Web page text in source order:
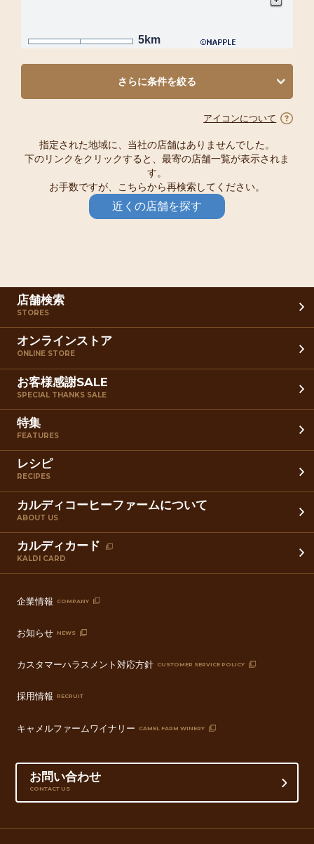
5km
さらに条件を絞る
アイコンについて
指定された地域に、当社の店舗はありませんでした。
下のリンクをクリックすると、最寄の店舗一覧が表示されま
す。
お手数ですが、こちらから再検索してください。
近くの店舗を探す
店舗検索
STORES
オンラインストア
ONLINE STORE
お客様感謝SALE
SPECIAL THANKS SALE
特集
FEATURES
レシピ
RECIPES
カルディコーヒーファームについて
ABOUT US
カルディカード
KALDI CARD
企業情報 COMPANY
お知らせ NEWS
カスタマーハラスメント対応方針 CUSTOMER SERVICE POLICY
採用情報 RECRUIT
キャメルファームワイナリー CAMEL FARM WINERY
お問い合わせ
CONTACT US